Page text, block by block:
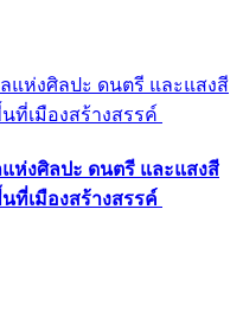
แห่งศิลปะ ดนตรี และแสงสี
ที่เมืองสร้างสรรค์